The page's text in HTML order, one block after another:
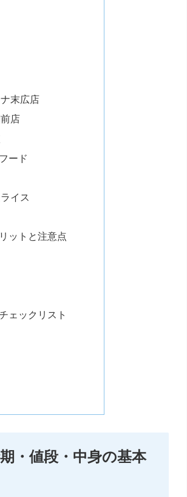
末広店
店
ード
イス
ットと注意点
ェックリスト
・値段・中身の基本